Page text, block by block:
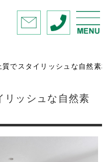
でスタイリッシュな自然素
ッシュな自然素